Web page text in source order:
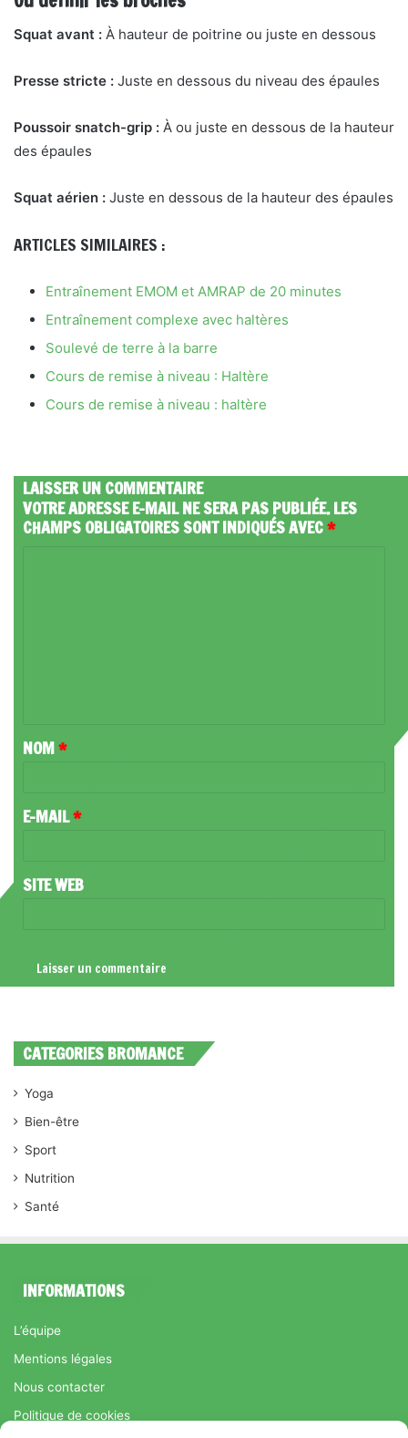
Squat avant : À hauteur de poitrine ou juste en dessous
Presse stricte : Juste en dessous du niveau des épaules
Poussoir snatch-grip : À ou juste en dessous de la hauteur
des épaules
Squat aérien : Juste en dessous de la hauteur des épaules
ARTICLES SIMILAIRES :
Entraînement EMOM et AMRAP de 20 minutes
Entraînement complexe avec haltères
Soulevé de terre à la barre
Cours de remise à niveau : Haltère
Cours de remise à niveau : haltère
LAISSER UN COMMENTAIRE
VOTRE ADRESSE E-MAIL NE SERA PAS PUBLIÉE.LES
CHAMPS OBLIGATOIRES SONT INDIQUÉS AVEC*
A
R
NOM*
E-MAIL*
SITE WEB
CATEGORIES BROMANCE
Yoga
Bien-être
Sport
Nutrition
Santé
INFORMATIONS
L’équipe
Mentions légales
Nous contacter
Politique de cookies